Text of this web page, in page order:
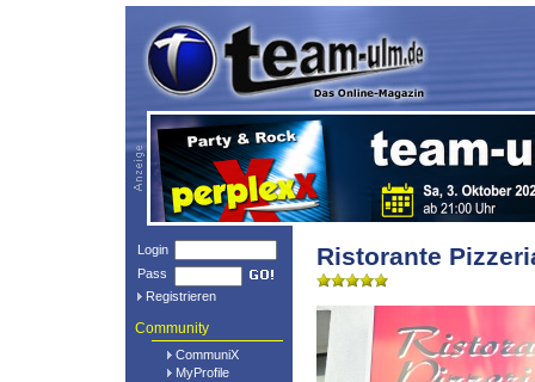
Login
Pass
Registrieren
Community
CommuniX
MyProfile
Ristorante